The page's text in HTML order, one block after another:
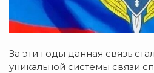
За эти годы данная связь
уникальной системы связи